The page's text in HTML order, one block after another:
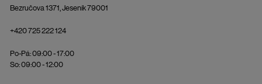
Bezručova 1371, Jeseník 79001
+420 725 222 124
Po-Pá: 09:00 - 17:00
So: 09:00 - 12:00